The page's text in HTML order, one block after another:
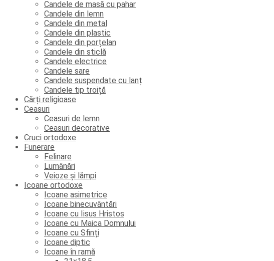
Candele de masă cu pahar
Candele din lemn
Candele din metal
Candele din plastic
Candele din porțelan
Candele din sticlă
Candele electrice
Candele sare
Candele suspendate cu lanț
Candele tip troiță
Cărți religioase
Ceasuri
Ceasuri de lemn
Ceasuri decorative
Cruci ortodoxe
Funerare
Felinare
Lumânări
Veioze și lămpi
Icoane ortodoxe
Icoane asimetrice
Icoane binecuvântări
Icoane cu Iisus Hristos
Icoane cu Maica Domnului
Icoane cu Sfinți
Icoane diptic
Icoane în ramă